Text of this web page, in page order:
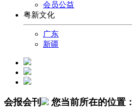
会员公益
粤新文化
广东
新疆
会报会刊 您当前所在的位置：